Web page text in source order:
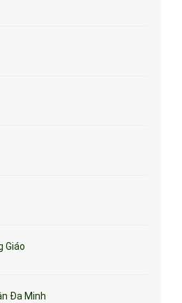
Giáo
Đa Minh